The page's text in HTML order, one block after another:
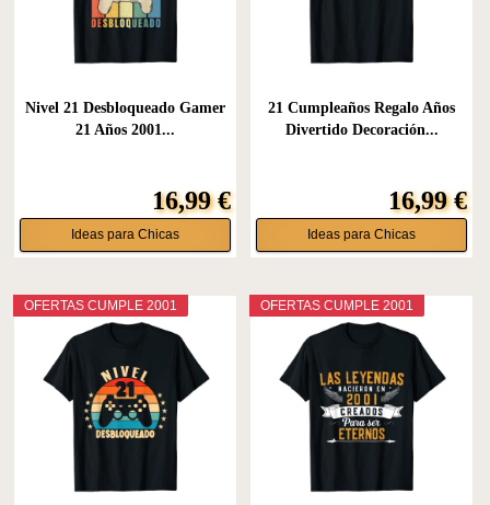
Nivel 21 Desbloqueado Gamer
21 Años 2001...
16,99 €
Ideas para Chicas
21 Cumpleaños Regalo Años
Divertido Decoración...
16,99 €
Ideas para Chicas
OFERTAS CUMPLE 2001 OFERTAS CUMPLE 2001